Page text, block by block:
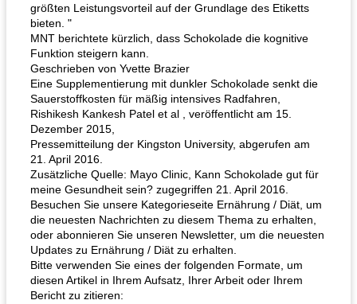
größten Leistungsvorteil auf der Grundlage des Etiketts
bieten. "
MNT berichtete kürzlich, dass Schokolade die kognitive
Funktion steigern kann.
Geschrieben von Yvette Brazier
Eine Supplementierung mit dunkler Schokolade senkt die
Sauerstoffkosten für mäßig intensives Radfahren,
Rishikesh Kankesh Patel et al , veröffentlicht am 15.
Dezember 2015,
Pressemitteilung der Kingston University, abgerufen am
21. April 2016.
Zusätzliche Quelle: Mayo Clinic, Kann Schokolade gut für
meine Gesundheit sein? zugegriffen 21. April 2016.
Besuchen Sie unsere Kategorieseite Ernährung / Diät, um
die neuesten Nachrichten zu diesem Thema zu erhalten,
oder abonnieren Sie unseren Newsletter, um die neuesten
Updates zu Ernährung / Diät zu erhalten.
Bitte verwenden Sie eines der folgenden Formate, um
diesen Artikel in Ihrem Aufsatz, Ihrer Arbeit oder Ihrem
Bericht zu zitieren: